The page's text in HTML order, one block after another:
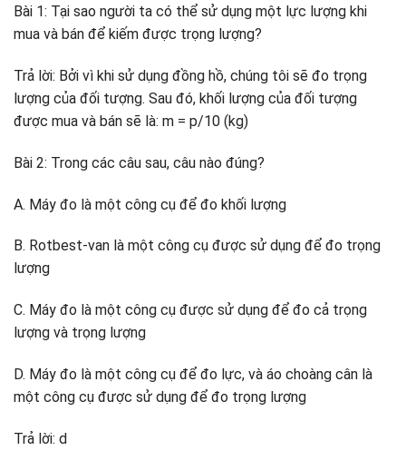
Bài 1: Tại sao người ta có thể sử dụng một lực lượng khi
mua và bán để kiếm được trọng lượng?
Trả lời: Bởi vì khi sử dụng đồng hồ, chúng tôi sẽ đo trọng
lượng của đối tượng. Sau đó, khối lượng của đối tượng
được mua và bán sẽ là: m = p/10 (kg)
Bài 2: Trong các câu sau, câu nào đúng?
A. Máy đo là một công cụ để đo khối lượng
B. Rotbest-van là một công cụ được sử dụng để đo trọng
lượng
C. Máy đo là một công cụ được sử dụng để đo cả trọng
lượng và trọng lượng
D. Máy đo là một công cụ để đo lực, và áo choàng cân là
một công cụ được sử dụng để đo trọng lượng
Trả lời: d